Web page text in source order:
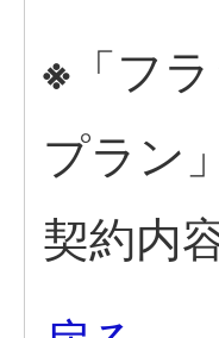
※ 「フ
プラン
契約内